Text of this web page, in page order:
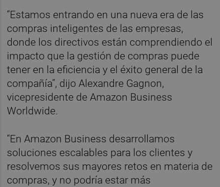
“Estamos entrando en una nueva era de las
compras inteligentes de las empresas,
donde los directivos están comprendiendo el
impacto que la gestión de compras puede
tener en la eficiencia y el éxito general de la
compañía”, dijo Alexandre Gagnon,
vicepresidente de Amazon Business
Worldwide.
“En Amazon Business desarrollamos
soluciones escalables para los clientes y
resolvemos sus mayores retos en materia de
compras, y no podría estar más